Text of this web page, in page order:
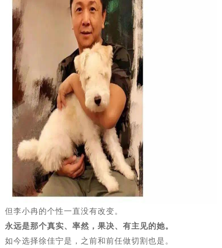
但李小冉的个性一直没有改变。
永远是那个真实、率然，果决、有主见的她。
如今选择徐佳宁是，之前和前任做切割也是。